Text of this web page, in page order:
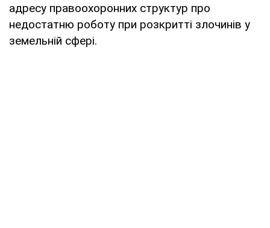
адресу правоохоронних структур про
недостатню роботу при розкритті злочинів у
земельній сфері.